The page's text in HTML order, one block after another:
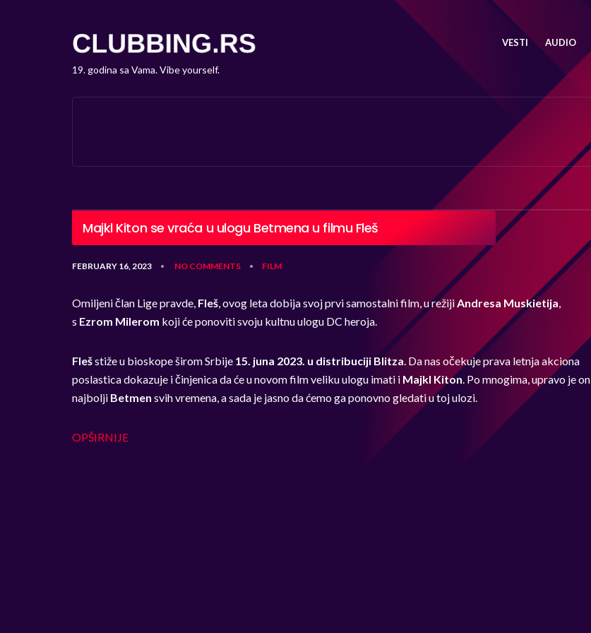
19. godina sa Vama. Vibe yourself.
VESTI AUDIO
Majkl Kiton se vraća u ulogu Betmena u filmu Fleš
FEBRUARY 16, 2023 • NO COMMENTS • FILM
Omiljeni član Lige pravde, Fleš, ovog leta dobija svoj prvi samostalni film, u režijiAndresa Muskietija,
s Ezrom Milerom koji će ponoviti svoju kultnu ulogu DC heroja.
Flešstiže u bioskope širom Srbije 15. juna 2023. u distribuciji Blitza. Da nas očekuje prava letnja akciona
poslastica dokazuje i činjenica da će u novom film veliku ulogu imati i Majkl Kiton. Po mnogima, upravo je on
najbolji Betmen svih vremena, a sada je jasno da ćemo ga ponovno gledati u toj ulozi.
OPŠIRNIJE